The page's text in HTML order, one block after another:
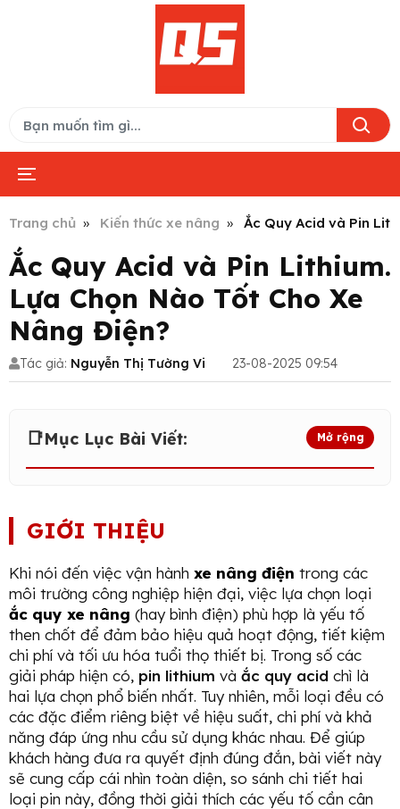
Trang chủ Kiến thức xe nâng Ắc Quy Acid và Pin
Ắc Quy Acid và Pin Lithium.
Lựa Chọn Nào Tốt Cho Xe
Nâng Điện?
Tác giả: Nguyễn Thị Tường Vi 23-08-2025 09:54
📑Mục Lục Bài Viết: Mở rộng
GIỚI THIỆU
Khi nói đến việc vận hành xe nâng điện trong các
môi trường công nghiệp hiện đại, việc lựa chọn loại
ắc quy xe nâng (hay bình điện) phù hợp là yếu tố
then chốt để đảm bảo hiệu quả hoạt động, tiết kiệm
chi phí và tối ưu hóa tuổi thọ thiết bị. Trong số các
giải pháp hiện có, pin lithium và ắc quy acid chì là
hai lựa chọn phổ biến nhất. Tuy nhiên, mỗi loại đều có
các đặc điểm riêng biệt về hiệu suất, chi phí và khả
năng đáp ứng nhu cầu sử dụng khác nhau. Để giúp
khách hàng đưa ra quyết định đúng đắn, bài viết này
sẽ cung cấp cái nhìn toàn diện, so sánh chi tiết hai
loại pin này, đồng thời giải thích các yếu tố cần cân